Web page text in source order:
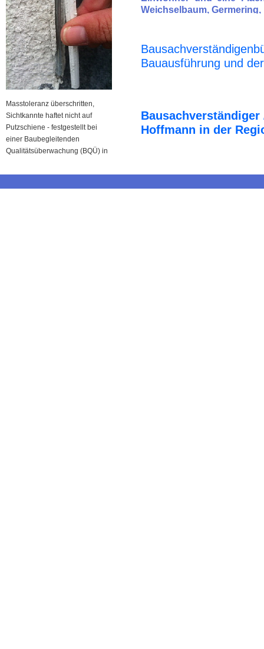
Masstoleranz überschritten,
Sichtkannte haftet nicht auf
Putzschiene - festgestellt bei
einer Baubegleitenden
Qualitätsüberwachung (BQÜ) in
Bauausführung und
Weichselbaum,
Hoffmann in der